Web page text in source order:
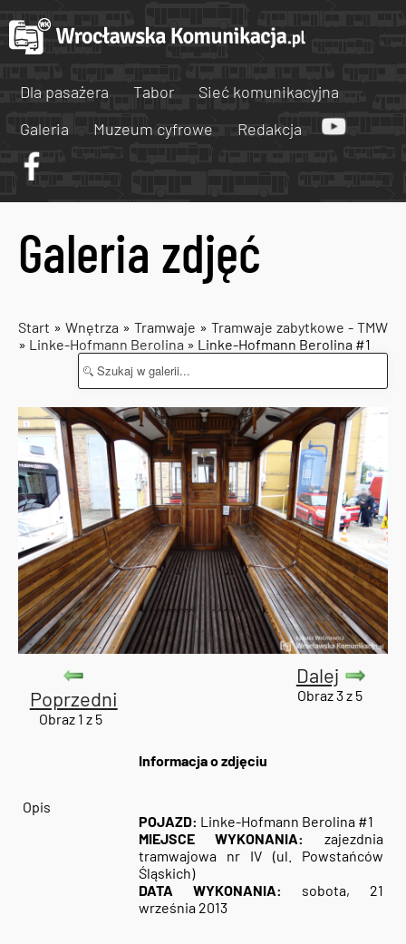
Dla pasażera Tabor
Sieć komunikacyjna
Galeria
Muzeum cyfrowe Redakcja
Galeria zdjęć
Start » Wnętrza » Tramwaje » Tramwaje zabytkowe - TMW
» Linke-Hofmann Berolina » Linke-Hofmann Berolina #1
Poprzedni
Obraz 1 z 5
Dalej
Obraz 3 z 5
Informacja o zdjęciu
Opis
POJAZD: Linke-Hofmann Berolina #1
MIEJSCE WYKONANIA:
zajezdnia
tramwajowa nr IV (ul. Powstańców
Śląskich)
DATA WYKONANIA: sobota, 21
września 2013